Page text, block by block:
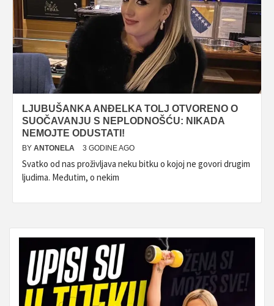
LJUBUŠANKA ANĐELKA TOLJ OTVORENO O
SUOČAVANJU S NEPLODNOŠĆU: NIKADA
NEMOJTE ODUSTATI!
BY ANTONELA 3 GODINE AGO
Svatko od nas proživljava neku bitku o kojoj ne govori drugim
ljudima. Međutim, o nekim